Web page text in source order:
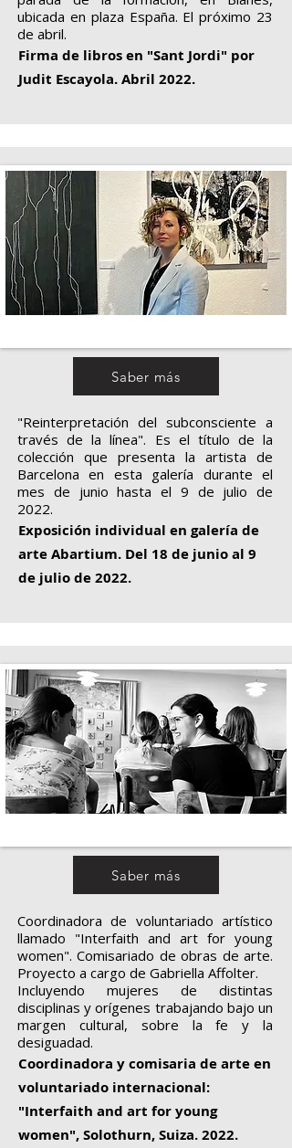
ubicada en plaza España. El próximo 23
de abril.
Firma de libros en "Sant Jordi" por
Judit Escayola. Abril 2022.
Saber más
"Reinterpretación del subconsciente a
través de la línea". Es el título de la
colección que presenta la artista de
Barcelona en esta galería durante el
mes de junio hasta el 9 de julio de
2022.
Exposición individual en galería de
arte Abartium. Del 18 de junio al 9
de julio de 2022.
Saber más
Coordinadora de voluntariado artístico
llamado "Interfaith and art for young
women". Comisariado de obras de arte.
Proyecto a cargo de Gabriella Affolter.
Incluyendo mujeres de distintas
disciplinas y orígenes trabajando bajo un
margen cultural, sobre la fe y la
desiguadad.
Coordinadora y comisaria de arte en
voluntariado internacional:
"Interfaith and art for young
women", Solothurn, Suiza. 2022.